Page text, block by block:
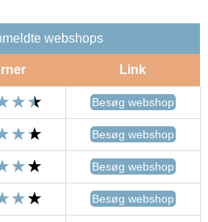
webshops
Link
Besøg webshop
Besøg webshop
Besøg webshop
Besøg webshop